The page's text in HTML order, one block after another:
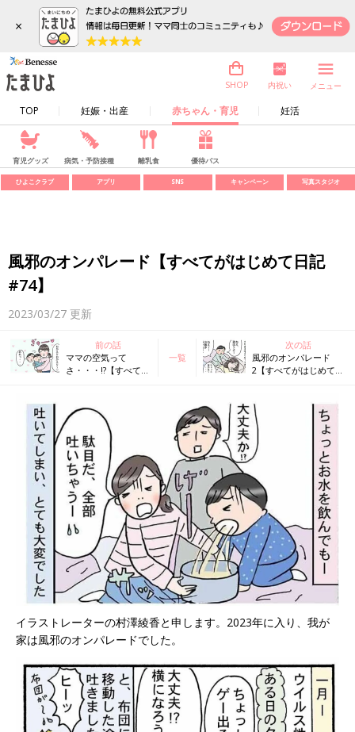
×
TOP 妊娠・出産 赤ちゃん・育児 妊活
SHOP 内祝い メニュー
育児グッズ 病気・予防接種 離乳食 優待パス
ひよこクラブ アプリ SNS キャンペーン 写真スタジオ
風邪のオンパレード【すべてがはじめて日記
#74】
2023/03/27 更新
前の話
ママの空気って
さ・・・!?【すべてが
一覧
次の話
風邪のオンパレード
2【すべてがはじめて日
イラストレーターの村澤綾香と申します。2023年に入り、我が
家は風邪のオンパレードでした。